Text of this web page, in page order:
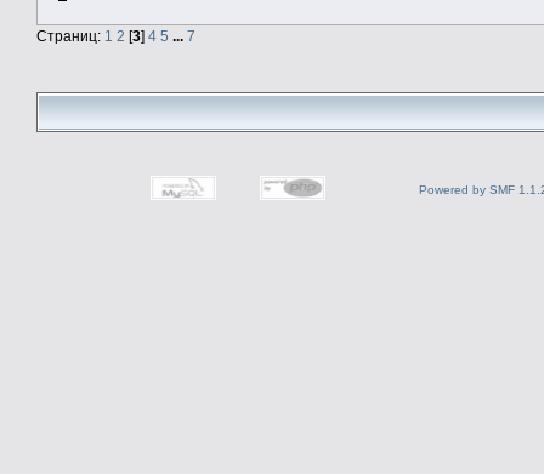
Страниц: 1 2 [3] 4 5 ... 7
Powered by SMF